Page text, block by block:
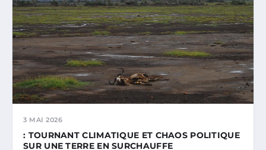
3 MAI 2026
: TOURNANT CLIMATIQUE ET CHAOS POLITIQUE
SUR UNE TERRE EN SURCHAUFFE